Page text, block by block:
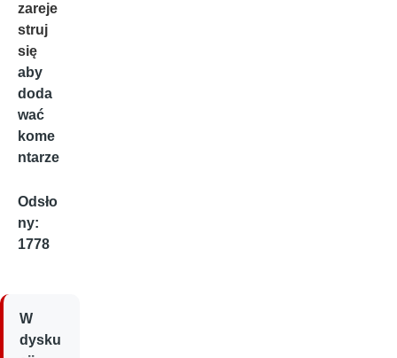
zareje
struj
się
aby
doda
wać
kome
ntarze
Odsło
ny:
1778
W
dysku